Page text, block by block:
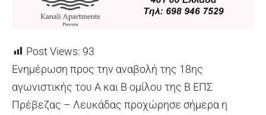
Post Views: 93
Ενημέρωση προς την αναβολή της 18ης
αγωνιστικής του Α και Β ομίλου της Β ΕΠΣ
Πρέβεζας – Λευκάδας προχώρησε σήμερα η